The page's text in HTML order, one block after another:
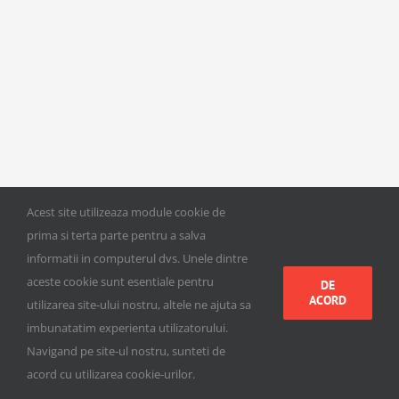
Acest site utilizeaza module cookie de
prima si terta parte pentru a salva
informatii in computerul dvs. Unele dintre
aceste cookie sunt esentiale pentru
utilizarea site-ului nostru, altele ne ajuta sa
imbunatatim experienta utilizatorului.
Navigand pe site-ul nostru, sunteti de
acord cu utilizarea cookie-urilor.
DE
ACORD